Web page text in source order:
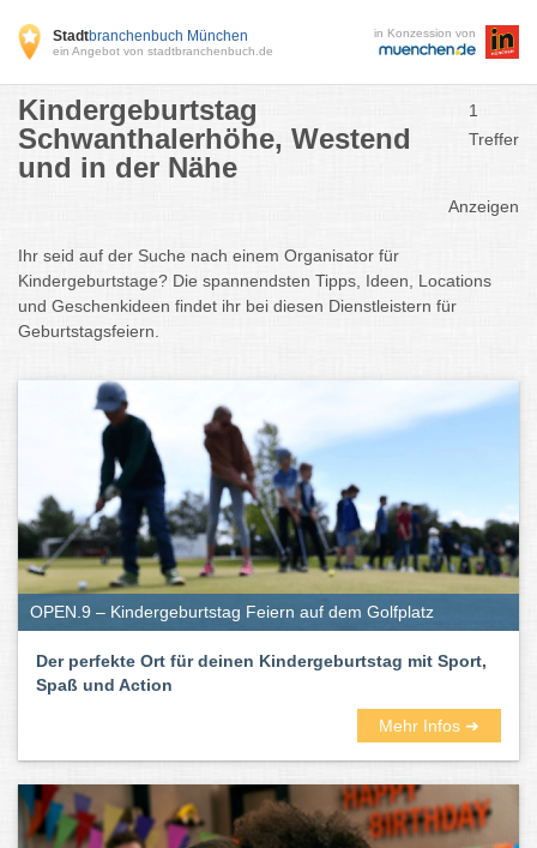
Stadtbranchenbuch München
ein Angebot von stadtbranchenbuch.de
in Konzession von
Kindergeburtstag
Schwanthalerhöhe, Westend
und in der Nähe
1
Treffer
Anzeigen
Ihr seid auf der Suche nach einem Organisator für
Kindergeburtstage? Die spannendsten Tipps, Ideen, Locations
und Geschenkideen findet ihr bei diesen Dienstleistern für
Geburtstagsfeiern.
OPEN.9 – Kindergeburtstag Feiern auf dem Golfplatz
Der perfekte Ort für deinen Kindergeburtstag mit Sport,
Spaß und Action
Mehr Infos ➜